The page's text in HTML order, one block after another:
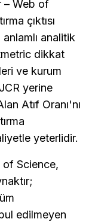
– Web of
çıktısı
analitik
dikkat
ve kurum
yerine
Atıf Oranı'nı
yeterlidir.
of Science,
edilmeyen